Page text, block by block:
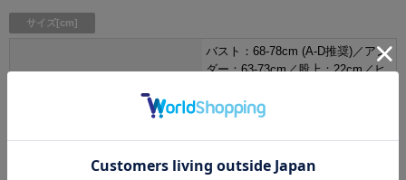
サイズ[cm]
バスト：68-78cm (A-D推奨)／アン
ダー：63-73cm／股上：22cm／ヒ
21cm／肩幅：40cm／袖丈：70cm
Mサイズ
ップ：70-87cm トップス着丈：